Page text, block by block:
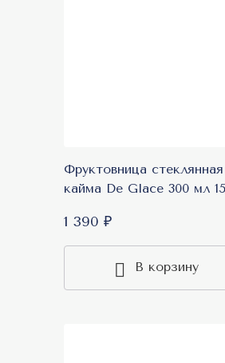
Фруктовница
кайма De Glace 300 мл
1 390 ₽
В корзину